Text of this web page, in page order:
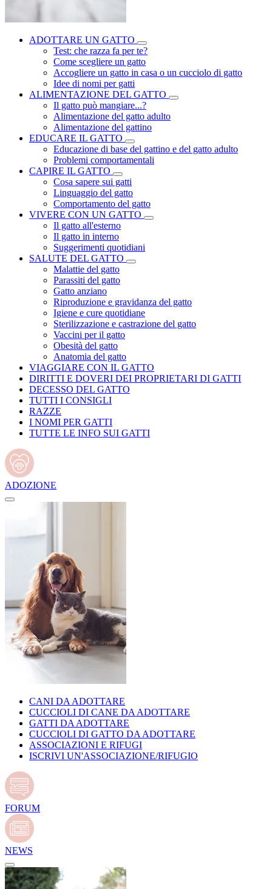
ADOTTARE UN GATTO
Test: che razza fa per te?
Come scegliere un gatto
Accogliere un gatto in casa o un cucciolo di gatto
Idee di nomi per gatti
ALIMENTAZIONE DEL GATTO
Il gatto può mangiare...?
Alimentazione del gatto adulto
Alimentazione del gattino
EDUCARE IL GATTO
Educazione di base del gattino e del gatto adulto
Problemi comportamentali
CAPIRE IL GATTO
Cosa sapere sui gatti
Linguaggio del gatto
Comportamento del gatto
VIVERE CON UN GATTO
Il gatto all'esterno
Il gatto in interno
Suggerimenti quotidiani
SALUTE DEL GATTO
Malattie del gatto
Parassiti del gatto
Gatto anziano
Riproduzione e gravidanza del gatto
Igiene e cure quotidiane
Sterilizzazione e castrazione del gatto
Vaccini per il gatto
Obesità del gatto
Anatomia del gatto
VIAGGIARE CON IL GATTO
DIRITTI E DOVERI DEI PROPRIETARI DI GATTI
DECESSO DEL GATTO
TUTTI I CONSIGLI
RAZZE
I NOMI PER GATTI
TUTTE LE INFO SUI GATTI
ADOZIONE
CANI DA ADOTTARE
CUCCIOLI DI CANE DA ADOTTARE
GATTI DA ADOTTARE
CUCCIOLI DI GATTO DA ADOTTARE
ASSOCIAZIONI E RIFUGI
ISCRIVI UN'ASSOCIAZIONE/RIFUGIO
FORUM
NEWS